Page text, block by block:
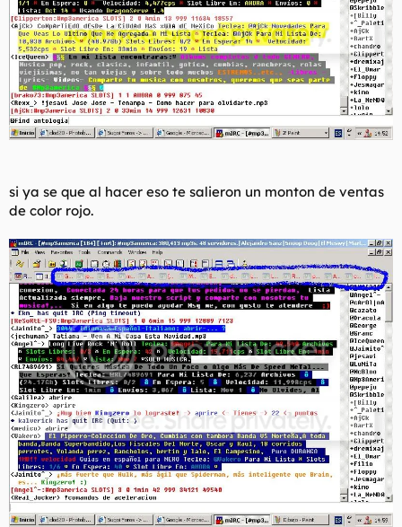
si ya se que al hacer eso te salieron un monton de ventas
de color rojo.